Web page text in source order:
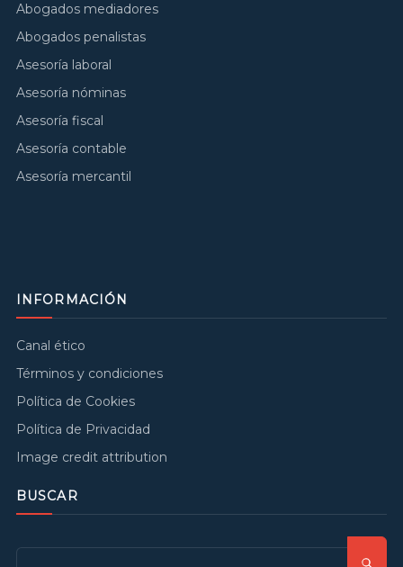
Abogados mediadores
Abogados penalistas
Asesoría laboral
Asesoría nóminas
Asesoría fiscal
Asesoría contable
Asesoría mercantil
INFORMACIÓN
Canal ético
Términos y condiciones
Política de Cookies
Política de Privacidad
Image credit attribution
BUSCAR